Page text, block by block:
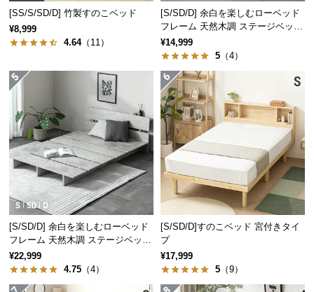
に
つ
い
入
経
路
に
つ
い
て
返
品・
キ
ャ
断熱・防音性に優れた中材
ベッドの中材には、断熱と防音性に優れた素材を使
用。夏は涼しく冬は温かいベッドに適した仕様で
す。
[SS/S/SD/D] 竹製すのこベッド
¥8,999
4.64（11）
[S/SD/D] 余白を楽しむローベッド
フレーム 天然木調 ステージベッド
ロボット掃除機対応
¥14,999
5 （4）
[S/SD/D] 余白を楽しむローベッド
フレーム 天然木調 ステージベッド
2口コンセントタイプ
¥22,999
4.75 （4）
[S/SD/D]すのこベッド 宮付きタイ
プ
¥17,999
5 （9）